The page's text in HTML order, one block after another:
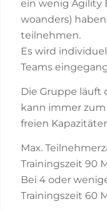
ein wenig Agility
woanders)
teilnehmen.
Es wird
Teams
Die Gruppe läuft
kann immer
freien
Max.
Trainingszeit 90
Bei 4 oder
Trainingszeit 60